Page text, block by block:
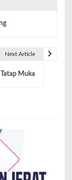
Next Article
Muka